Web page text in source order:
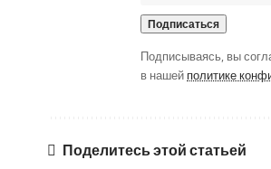
Подписываясь, вы
в нашей политике
Поделитесь этой статьей